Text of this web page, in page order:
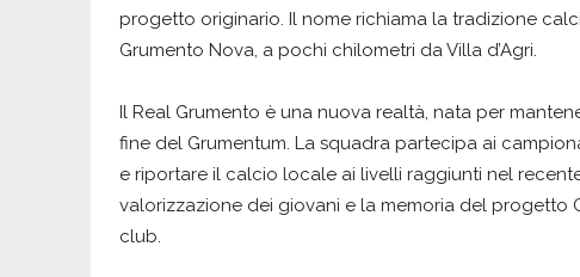
progetto originario. Il nome richiama la tradizione
Grumento Nova, a pochi chilometri da Villa d’Agri.
Il Real Grumento è una nuova realtà, nata per
fine del Grumentum. La squadra partecipa ai
e riportare il calcio locale ai livelli raggiunti nel
valorizzazione dei giovani e la memoria del progetto
club.